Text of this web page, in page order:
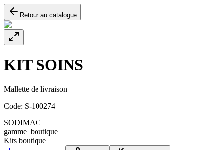
Retour au catalogue
KIT SOINS
Mallette de livraison
Code: S-100274
SODIMAC
gamme_boutique
Kits boutique